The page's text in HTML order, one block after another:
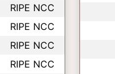
RIPE NCC
RIPE NCC
RIPE NCC
RIPE NCC